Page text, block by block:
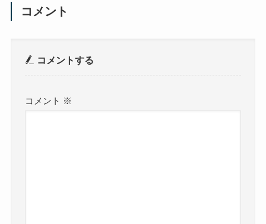
コメント
コメントする
コメント ※